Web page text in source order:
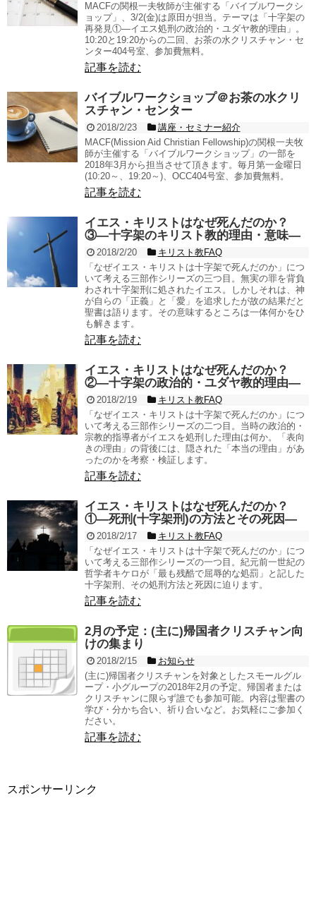
MACFの関根一夫牧師が主催する「バイブルワークシ
ョップ」、3/2(金)は原田が担当。テーマは「十字架の
再発見①―イエス処刑の政治的・ユダヤ教的理由」。
10:20と19:20からの二回、お茶の水クリスチャン・セ
ンター404号室、参加費無料。
記事を読む
バイブルワークショップ＠お茶の水クリ
スチャン・センター
2018/2/23
講座・セミナー紹介
MACF(Mission Aid Christian Fellowship)の関根一夫牧
師が主催する「バイブルワークショップ」の一部を
2018年3月から担当させて頂きます。毎月第一金曜日
(10:20～、19:20～)、OCC404号室、参加費無料。
記事を読む
イエス・キリストはなぜ死んだのか？
③―十字架のキリスト教的理由・意味―
2018/2/20
キリスト教FAQ
「なぜイエス・キリストは十字架で死んだのか」につ
いて考える三部作シリーズの三つ目。無実の罪を背負
わされ十字架刑に処されたイエス。しかしそれは、神
が自らの「正義」と「愛」を追求したが故の結果だと
聖書は語ります。その意味するところは一体何かをひ
も解きます。
記事を読む
イエス・キリストはなぜ死んだのか？
②―十字架の政治的・ユダヤ教的理由―
2018/2/19
キリスト教FAQ
「なぜイエス・キリストは十字架で死んだのか」につ
いて考える三部作シリーズの二つ目。当時の政治的・
宗教的指導者がイエスを処刑した理由は何か。「表向
きの理由」の背後には、隠された「本当の理由」があ
ったのかを考察・検証します。
記事を読む
イエス・キリストはなぜ死んだのか？
①―死刑(十字架刑)の方法とその死因―
2018/2/17
キリスト教FAQ
「なぜイエス・キリストは十字架で死んだのか」につ
いて考える三部作シリーズの一つ目。紀元前一世紀の
哲学者キケロが「最も残酷で屈辱的な処罰」と記した
十字架刑、その処刑方法と死因に迫ります。
記事を読む
2月の予定：(主に)帰国者クリスチャン向
けの集まり
2018/2/15
お知らせ
(主に)帰国者クリスチャンを対象としたスモールグル
ープ・小グループの2018年2月の予定。帰国者または
クリスチャンに限らず誰でも参加可能。内容は聖書の
学び・分かち合い、祈り合いなど。お気軽にご参加く
ださい。
記事を読む
スポンサーリンク